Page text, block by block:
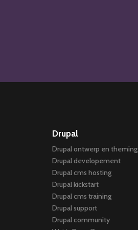
Drupal
Drupal ontwerp en theming
Drupal developement
Drupal cms hosting
Drupal kickstart
Drupal cms training
Drupal support
Drupal community